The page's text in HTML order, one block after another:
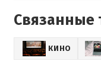
Связанные
КИНО